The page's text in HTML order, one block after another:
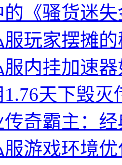
《骚货迷
玩家摆摊
内挂加速
天下毁灭
传奇霸主：
游戏环境